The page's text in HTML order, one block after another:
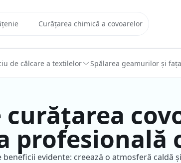
Curățarea chimică a covoarelor
de călcare a textilelor Spălarea geamurilor și
profesională
evidente: creează o atmosferă caldă